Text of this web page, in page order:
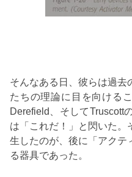
そんなある日、彼らは過去
たちの理論に目を向ける
Derefield、そしてTruscott
は「これだ！」と閃いた。
生したのが、後に「アクテ
る器具であった。